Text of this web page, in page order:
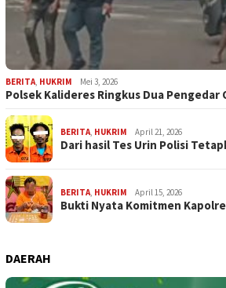
BERITA HUKRIM Mei 3, 2026
Polsek Kalideres Ringkus Dua Pengedar
BERITA HUKRIM April 21, 2026
Dari hasil Tes Urin Polisi
BERITA HUKRIM April 15, 2026
Bukti Nyata Komitmen
DAERAH